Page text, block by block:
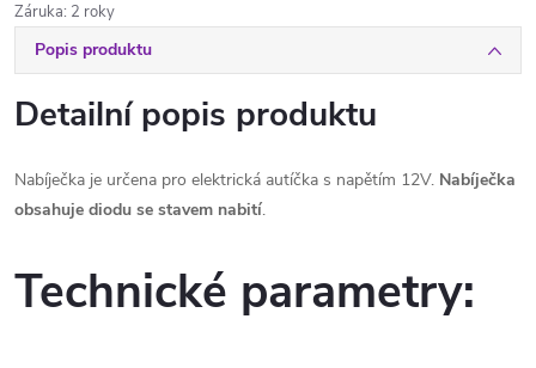
Záruka: 2 roky
Popis produktu
Detailní popis produktu
Nabíječka je určena pro elektrická autíčka s napětím 12V. Nabíječka
obsahuje diodu se stavem nabití.
Technické parametry: